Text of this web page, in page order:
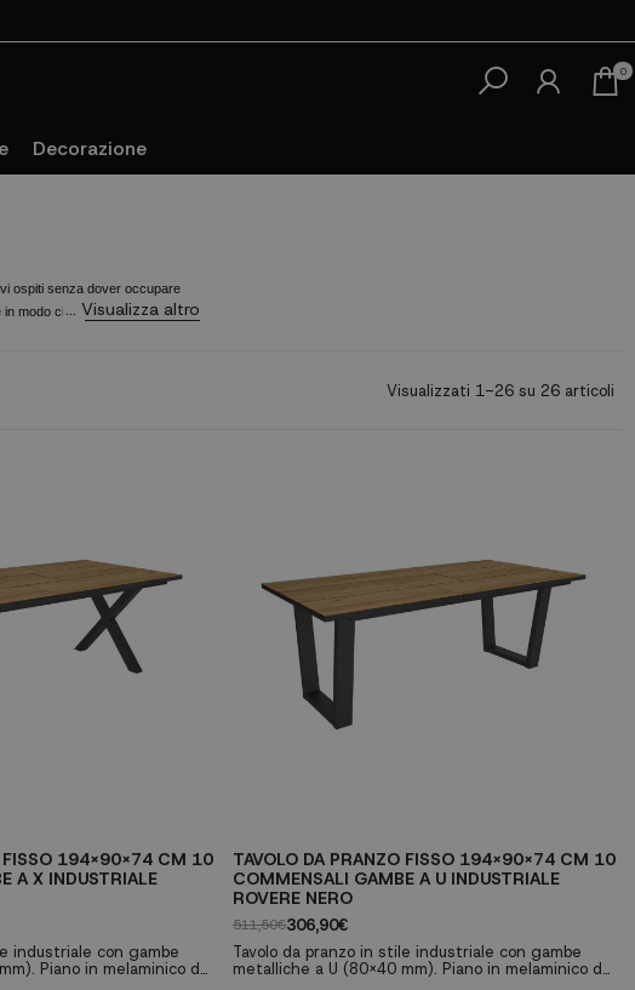
0
Decorazione
ospiti senza dover occupare
modo che tu possa iniziare a
Visualizzati 1-26 su 26 articoli
FISSO 194X90X74 CM 10
A X INDUSTRIALE
industriale con gambe
Piano in melaminico da
TAVOLO DA PRANZO FISSO 194X90X74 CM 10
COMMENSALI GAMBE A U INDUSTRIALE
ROVERE NERO
511,50€306,90€
Tavolo da pranzo in stile industriale con gambe
metalliche a U (80x40 mm). Piano in melaminico da